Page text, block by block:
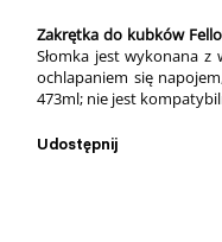
Zakrętka do kubków
Słomka jest wykonana
ochlapaniem się
473ml; nie jest
Udostępnij